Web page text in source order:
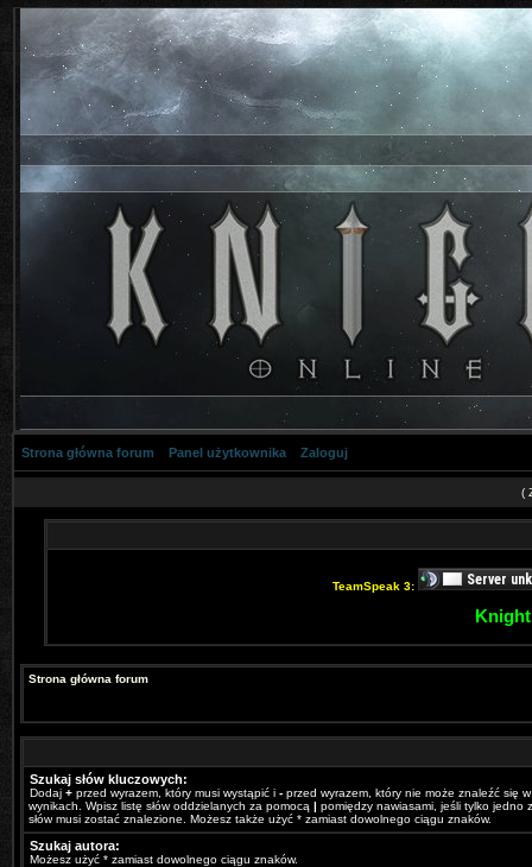
Strona główna forum Panel użytkownika Zaloguj
(
TeamSpeak 3:
Strona główna forum
Szukaj słów kluczowych:
Dodaj + przed wyrazem, który musi wystąpić i - przed wyrazem, który nie może znaleźć się w
wynikach. Wpisz listę słów oddzielanych za pomocą | pomiędzy nawiasami, jeśli tylko jedno
słów musi zostać znalezione. Możesz także użyć * zamiast dowolnego ciągu znaków.
Szukaj autora:
Możesz użyć * zamiast dowolnego ciągu znaków.